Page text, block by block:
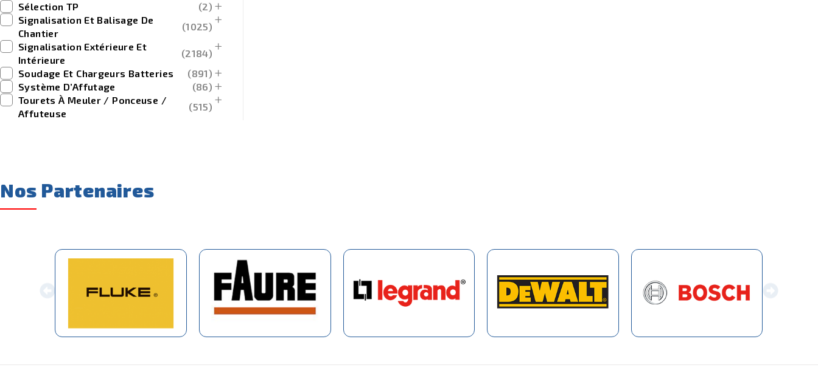
Sélection TP
(2)
Signalisation Et Balisage De
Chantier
(1025)
Signalisation Extérieure Et
Intérieure
(2184)
Soudage Et Chargeurs Batteries
(891)
Système D’Affutage
(86)
Tourets À Meuler / Ponceuse /
Affuteuse
(515)
Nos Partenaires